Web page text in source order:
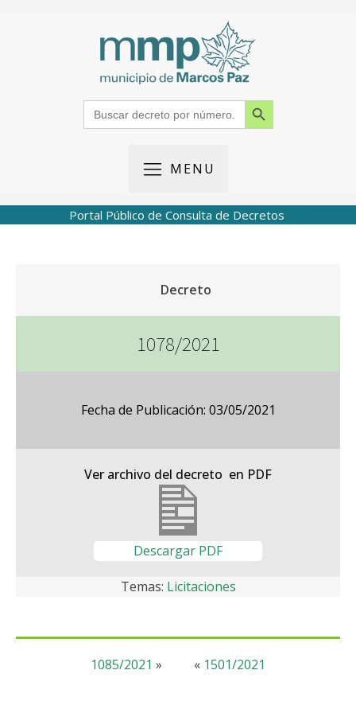
Search
for:
Search Button
MENU
Portal Público de Consulta de Decretos
Decreto
1078/2021
Fecha de Publicación: 03/05/2021
Ver archivo del decreto en PDF
Descargar PDF
Temas: Licitaciones
« 1501/2021
1085/2021 »